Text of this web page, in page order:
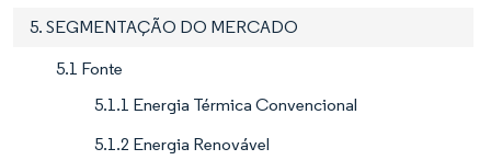
5. SEGMENTAÇÃO DO MERCADO
5.1 Fonte
5.1.1 Energia Térmica Convencional
5.1.2 Energia Renovável